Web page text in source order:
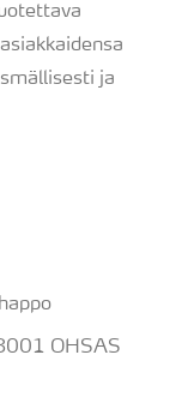
ja
OHSAS